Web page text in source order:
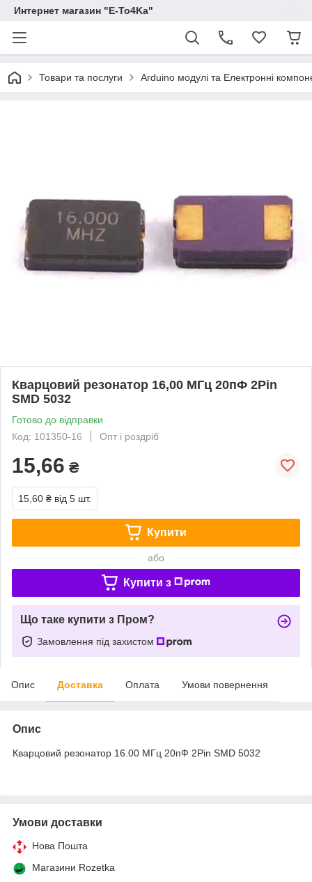
Интернет магазин "E-To4Ka"
Товари та послуги Arduino модулі та Електронні
Кварцовий резонатор 16,00 МГц 20пФ 2Pin
SMD 5032
Готово до відправки
Код: 101350-16
Опт і роздріб
15,66 ₴
15,60 ₴ від 5 шт.
Купити
або
Купити з
Що таке купити з Пром?
Замовлення під захистом
Опис Доставка Оплата Умови повернення
Опис
Кварцовий резонатор 16.00 МГц 20пФ 2Pin SMD 5032
Умови доставки
Нова Пошта
Магазини Rozetka